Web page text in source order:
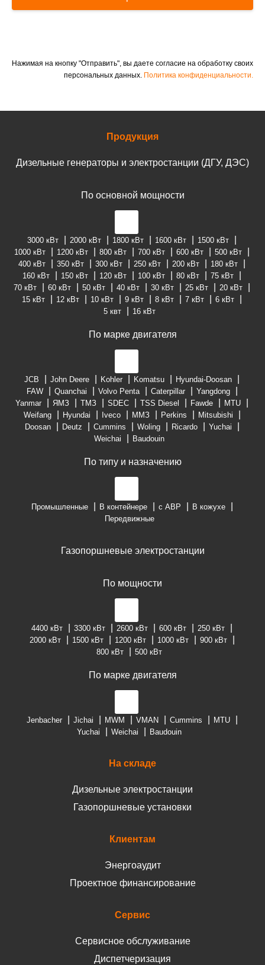
Нажимая на кнопку "Отправить", вы даете согласие на обработку своих
персональных данных. Политика конфиденциальности.
Продукция
Дизельные генераторы и электростанции (ДГУ, ДЭС)
По основной мощности
3000 кВт 2000 кВт 1800 кВт 1600 кВт
1500 кВт
1000 кВт
1200 кВт 800 кВт 700 кВт 600 кВт
500 кВт
400 кВт
350 кВт 300 кВт 250 кВт 200 кВт
180 кВт
160 кВт
150 кВт 120 кВт 100 кВт 80 кВт
75 кВт
70 кВт
60 кВт 50 кВт 40 кВт 30 кВт 25 кВт
20 кВт
15 кВт
12 кВт 10 кВт 9 кВт 8 кВт 7 кВт
6 кВт
5 квт
16 кВт
По марке двигателя
JCB John Deere Kohler Komatsu
Hyundai-Doosan
FAW
Quanchai Volvo Penta Caterpillar
Yangdong
Yanmar
ЯМЗ ТМЗ SDEC TSS Diesel Fawde
MTU
Weifang
Hyundai Iveco ММЗ Perkins
Mitsubishi
Doosan
Deutz Cummins Woling Ricardo
Yuchai
Weichai
Baudouin
По типу и назначению
Промышленные В контейнере с АВР
В кожухе
Передвижные
Газопоршневые электростанции
По мощности
4400 кВт 3300 кВт 2600 кВт 600 кВт
250 кВт
2000 кВт
1500 кВт 1200 кВт 1000 кВт
900 кВт
800 кВт
500 кВт
По марке двигателя
Jenbacher Jichai MWM VMAN Cummins
MTU
Yuchai
Weichai Baudouin
На складе
Дизельные электростанции
Газопоршневые установки
Клиентам
Энергоаудит
Проектное финансирование
Сервис
Сервисное обслуживание
Диспетчеризация